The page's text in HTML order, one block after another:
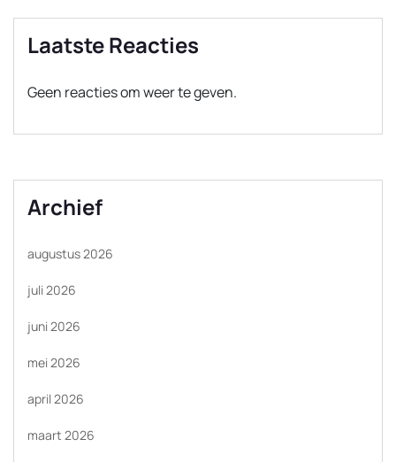
Laatste Reacties
Geen reacties om weer te geven.
Archief
augustus 2026
juli 2026
juni 2026
mei 2026
april 2026
maart 2026